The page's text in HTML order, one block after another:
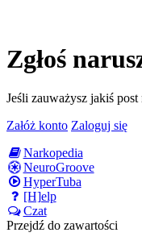
Zgłoś
Jeśli zauważysz jakiś
Załóż konto Zaloguj się
Narkopedia
NeuroGroove
HyperTuba
[H]elp
Czat
Przejdź do zawartości